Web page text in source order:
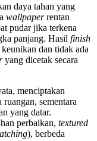
daya tahan yang
wallpaperrentan
pudar jika terkena
panjang. Hasil finish
dan tidak ada
yang dicetak secara
menciptakan
sementara
yang datar.
perbaikan, textured
), berbeda